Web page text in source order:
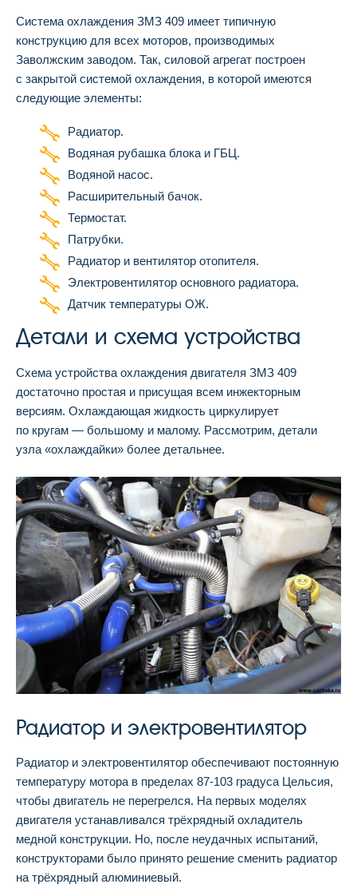
Система охлаждения ЗМЗ 409 имеет типичную
конструкцию для всех моторов, производимых
Заволжским заводом. Так, силовой агрегат построен
с закрытой системой охлаждения, в которой имеются
следующие элементы:
Радиатор.
Водяная рубашка блока и ГБЦ.
Водяной насос.
Расширительный бачок.
Термостат.
Патрубки.
Радиатор и вентилятор отопителя.
Электровентилятор основного радиатора.
Датчик температуры ОЖ.
Детали и схема устройства
Схема устройства охлаждения двигателя ЗМЗ 409
достаточно простая и присущая всем инжекторным
версиям. Охлаждающая жидкость циркулирует
по кругам — большому и малому. Рассмотрим, детали
узла «охлаждайки» более детальнее.
Радиатор и электровентилятор
Радиатор и электровентилятор обеспечивают постоянную
температуру мотора в пределах 87-103 градуса Цельсия,
чтобы двигатель не перегрелся. На первых моделях
двигателя устанавливался трёхрядный охладитель
медной конструкции. Но, после неудачных испытаний,
конструкторами было принято решение сменить радиатор
на трёхрядный алюминиевый.